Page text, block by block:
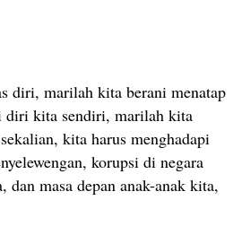
diri, marilah kita berani menatap
diri kita sendiri, marilah kita
kita harus menghadapi
korupsi di negara
masa depan anak-anak kita,